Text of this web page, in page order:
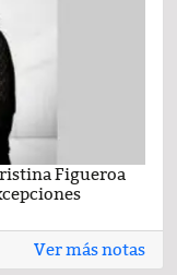
Figueroa
Ver más notas